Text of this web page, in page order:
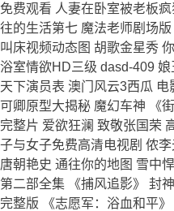
免费观看 人妻在卧室被老板
往的生活第七 魔法老师剧场
叫床视频动态图 胡歌金星秀
浴室情欲HD三级 dasd-409
天下演员表 澳门风云3西瓜
可卿原型大揭秘 魔幻车神 《
完整片 爱欲狂澜 致敬张国荣
子与女子免费高清电视剧 侬
唐朝艳史 通往你的地图 雪中
第二部全集 《捕风追影》 封
完整版 《志愿军：浴血和平